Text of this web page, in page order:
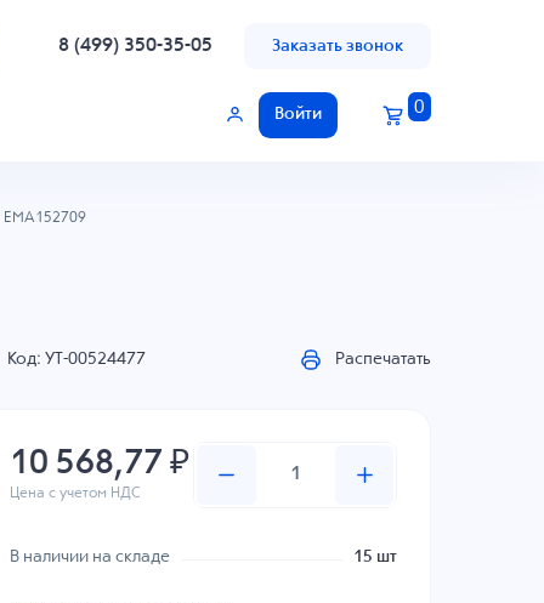
8 (499) 350-35-05 Заказать звонок
Войти 0
EMA152709
Код: УТ-00524477 Распечатать
10 568,77 ₽
Цена с учетом НДС
В наличии на складе 15 шт